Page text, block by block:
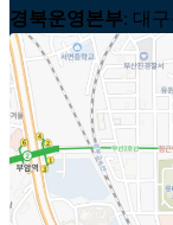
경북운영본부: 대